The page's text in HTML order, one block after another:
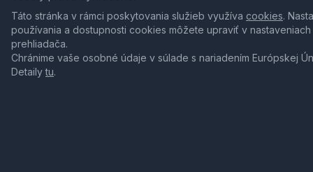
Táto stránka v rámci poskytovania služieb využíva cookies.
používania a dostupnosti cookies môžete upraviť v nastaveniach
prehliadača.
Chránime vaše osobné údaje v súlade s nariadením Európskej
Detailytu.